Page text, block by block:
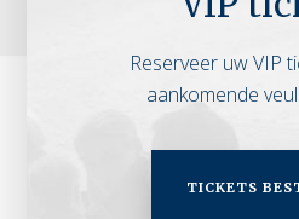
Reserveer uw VIP
aankomende
TICKETS